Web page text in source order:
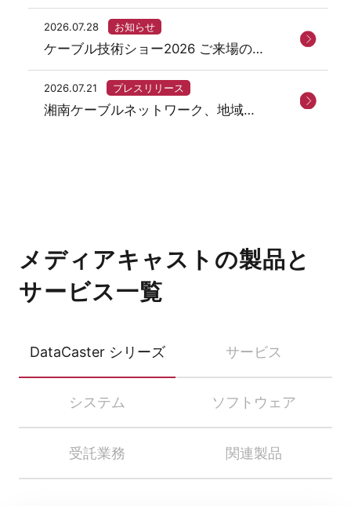
2026.07.28 お知らせ
ケーブル技術ショー2026 ご来場の御
礼
2026.07.21 プレスリリース
湘南ケーブルネットワーク、地域ネ
メディアキャストの製品と
サービス一覧
DataCaster シリーズ サービス
システム ソフトウェア
受託業務 関連製品